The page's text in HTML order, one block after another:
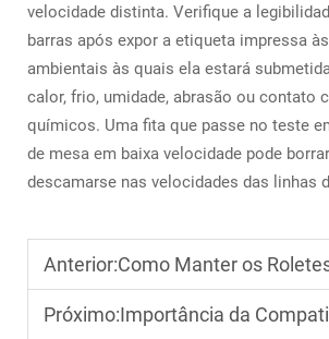
velocidade distinta. Verifique a
barras após expor a etiqueta impressa
ambientais às quais ela estará
calor, frio, umidade, abrasão ou contato
químicos. Uma fita que passe no teste
de mesa em baixa velocidade pode
descamarse nas velocidades das linhas
Anterior:Como Manter os Roletes de Fita Térmica
Próximo:Importância da Compatibilidade do Núcleo